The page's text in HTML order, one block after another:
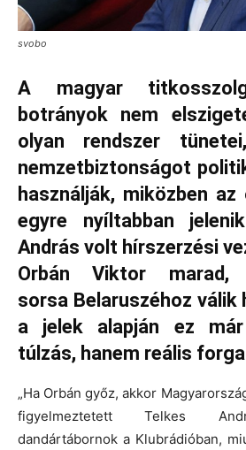
svobo
A magyar
botrányok nem
olyan rendszer
nemzetbiztonságot
használják, miközben
egyre nyíltabban
András volt hírszerzési
Orbán Viktor marad,
sorsa Belaruszéhoz válik
a jelek alapján ez
túlzás, hanem reális
„Ha Orbán győz, akkor
figyelmeztetett Telkes
dandártábornok a Klubrádióban,